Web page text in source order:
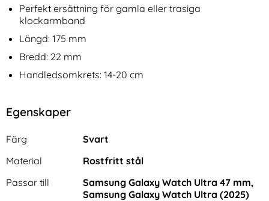
Perfekt ersättning för gamla eller trasiga
klockarmband
Längd: 175 mm
Bredd: 22 mm
Handledsomkrets: 14-20 cm
Egenskaper
Egenskaper/attribut för denna produkt
Attribut
Färg
Svart
Material
Rostfritt stål
Passar till
Samsung Galaxy Watch Ultra 47 mm,
Samsung Galaxy Watch Ultra (2025)